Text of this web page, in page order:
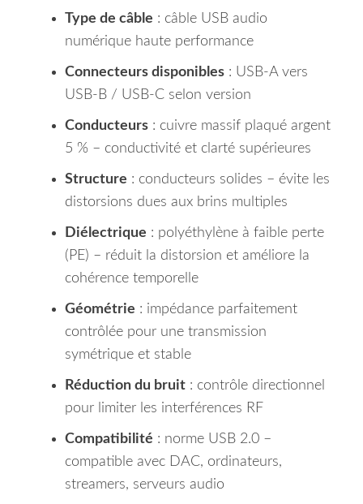
Type de câble : câble USB audio
numérique haute performance
Connecteurs disponibles : USB-A vers
USB-B / USB-C selon version
Conducteurs : cuivre massif plaqué argent
5 % – conductivité et clarté supérieures
Structure : conducteurs solides – évite les
distorsions dues aux brins multiples
Diélectrique : polyéthylène à faible perte
(PE) – réduit la distorsion et améliore la
cohérence temporelle
Géométrie : impédance parfaitement
contrôlée pour une transmission
symétrique et stable
Réduction du bruit : contrôle directionnel
pour limiter les interférences RF
Compatibilité : norme USB 2.0 –
compatible avec DAC, ordinateurs,
streamers, serveurs audio